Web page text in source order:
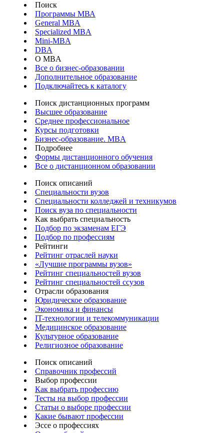
Поиск
Программы МВА
General MBA
Specialized MBA
Mini-MBA
DBA
О MBA
Все о бизнес-образовании
Дополнительное образование
Подключайтесь к каталогу
Поиск дистанционных программ
Высшее образование
Среднее профессиональное
Курсы подготовки
Бизнес-образование. MBA
Подробнее
Формы дистанционного обучения
Все о дистанционном образовании
Поиск описаний
Специальности вузов
Специальности колледжей и техникумов
Поиск вуза по специальности
Как выбрать специальность
Подбор по экзаменам ЕГЭ
Подбор по профессиям
Рейтинги
Рейтинг отраслей науки
«Лучшие программы вузов»
Рейтинг специальностей вузов
Рейтинг специальностей ссузов
Отрасли образования
Юридическое образование
Экономика и финансы
IT-технологии и телекоммуникации
Медицинское образование
Культурное образование
Религиозное образование
Поиск описаний
Справочник профессий
Выбор профессии
Как выбрать профессию
Тесты на выбор профессии
Статьи о выборе профессии
Какие бывают профессии
Эссе о профессиях